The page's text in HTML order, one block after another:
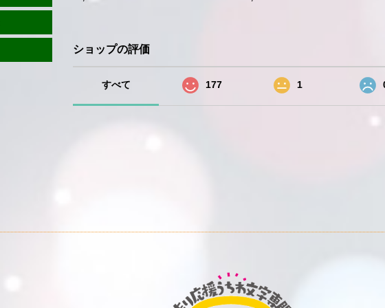
ショップの評価
すべて 177 1